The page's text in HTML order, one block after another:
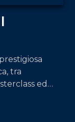
tra
ed